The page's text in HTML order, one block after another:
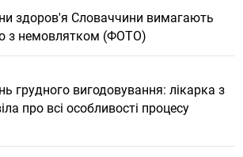
здоров'я Словаччини вимагають
з немовлятком (ФОТО)
грудного вигодовування: лікарка з
про всі особливості процесу